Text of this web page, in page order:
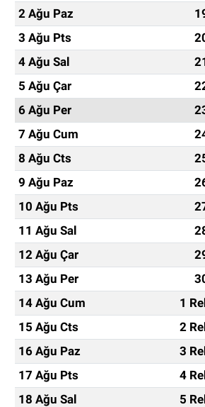
2 Ağu Paz
3 Ağu Pts
4 Ağu Sal
5 Ağu Çar
6 Ağu Per
7 Ağu Cum
8 Ağu Cts
9 Ağu Paz
10 Ağu Pts
11 Ağu Sal
12 Ağu Çar
13 Ağu Per
14 Ağu Cum
1
15 Ağu Cts
2
16 Ağu Paz
3
17 Ağu Pts
4
18 Ağu Sal
5